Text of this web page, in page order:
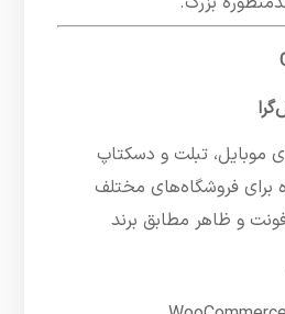
تبلت و دسکتاپ
برای فروشگاه‌های مختلف
و ظاهر مطابق برند